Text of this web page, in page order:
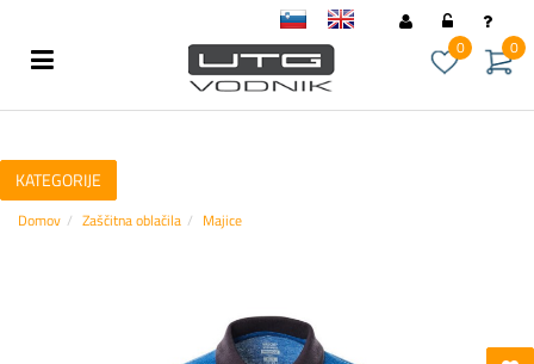
0
0
KATEGORIJE
Domov Zaščitna oblačila Majice